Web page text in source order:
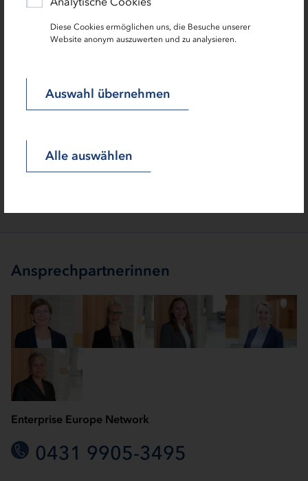
Diese Cookies ermöglichen uns, die Besuche unserer
Website anonym auszuwerten und zu analysieren.
Auswahl übernehmen
Alle auswählen
Die IB.SH ist mit dem EEN und den IB.SH Förderlotsen
Projektpartnerin im EU-Projekt European Digital
Innovation Hub Schleswig-Holstein (EDIH.SH).
weitere Informationen
Ansprechpartnerinnen
Enterprise Europe Network
0431 9905-3495